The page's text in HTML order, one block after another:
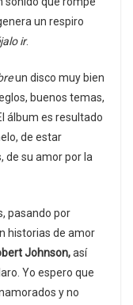
un respiro
ir.
un disco muy bien
buenos temas,
álbum es resultado
de estar
de su amor por la
pasando por
historias de amor
Johnson,así
Yo espero que
y no